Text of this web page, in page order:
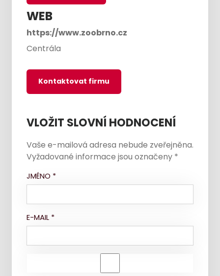
WEB
https://www.zoobrno.cz
Centrála
Kontaktovat firmu
VLOŽIT SLOVNÍ HODNOCENÍ
Vaše e-mailová adresa nebude zveřejněna.
Vyžadované informace jsou označeny *
JMÉNO *
E-MAIL *